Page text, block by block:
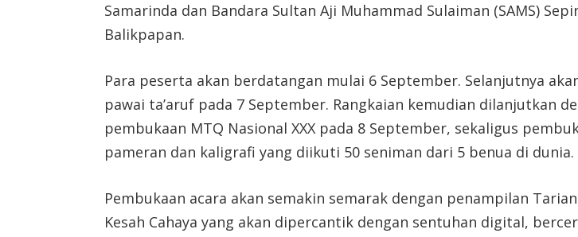
Samarinda dan Bandara Sultan Aji Muhammad Sulaiman (SAMS)
Balikpapan.
Para peserta akan berdatangan mulai 6 September. Selanjutnya
pawai ta’aruf pada 7 September. Rangkaian kemudian dilanjutkan
pembukaan MTQ Nasional XXX pada 8 September, sekaligus
pameran dan kaligrafi yang diikuti 50 seniman dari 5 benua di dunia.
Pembukaan acara akan semakin semarak dengan penampilan
Kesah Cahaya yang akan dipercantik dengan sentuhan digital,